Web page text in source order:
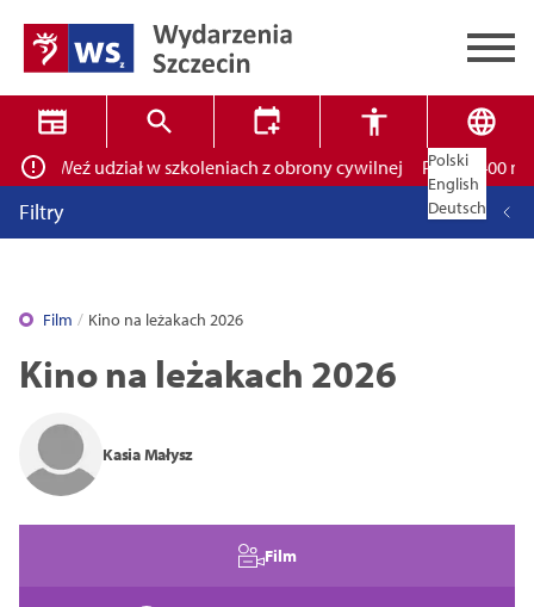
Wyszukiwarka ✕
Tryb wysokiego kontrastu
14
Polski
English
Deutsch
Weź udział w szkoleniach z obrony cywilnej Ponad 400
Filtry
Film Kino na leżakach 2026
Kino na leżakach 2026
Kasia Małysz
Film